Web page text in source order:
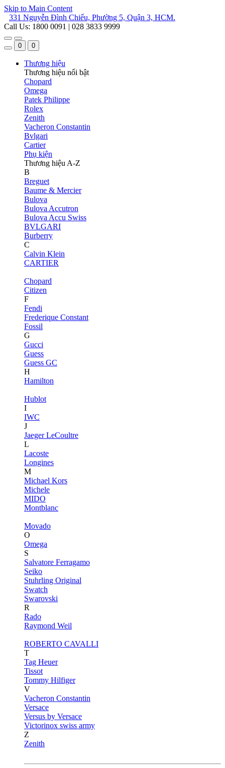
Skip to Main Content
331 Nguyễn Đình Chiểu, Phường 5, Quận 3, HCM.
Call Us: 1800 0091 | 028 3833 9999
0 0
Thương hiệu
Thương hiệu nổi bật
Chopard
Omega
Patek Philippe
Rolex
Zenith
Vacheron Constantin
Bvlgari
Cartier
Phụ kiện
Thương hiệu A-Z
B
Breguet
Baume & Mercier
Bulova
Bulova Accutron
Bulova Accu Swiss
BVLGARI
Burberry
C
Calvin Klein
CARTIER
Chopard
Citizen
F
Fendi
Frederique Constant
Fossil
G
Gucci
Guess
Guess GC
H
Hamilton
Hublot
I
IWC
J
Jaeger LeCoultre
L
Lacoste
Longines
M
Michael Kors
Michele
MIDO
Montblanc
Movado
O
Omega
S
Salvatore Ferragamo
Seiko
Stuhrling Original
Swatch
Swarovski
R
Rado
Raymond Weil
ROBERTO CAVALLI
T
Tag Heuer
Tissot
Tommy Hilfiger
V
Vacheron Constantin
Versace
Versus by Versace
Victorinox swiss army
Z
Zenith